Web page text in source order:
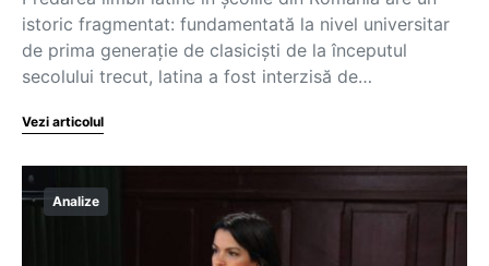
istoric fragmentat: fundamentată la nivel universitar
de prima generație de clasiciști de la începutul
secolului trecut, latina a fost interzisă de…
Vezi articolul
Analize